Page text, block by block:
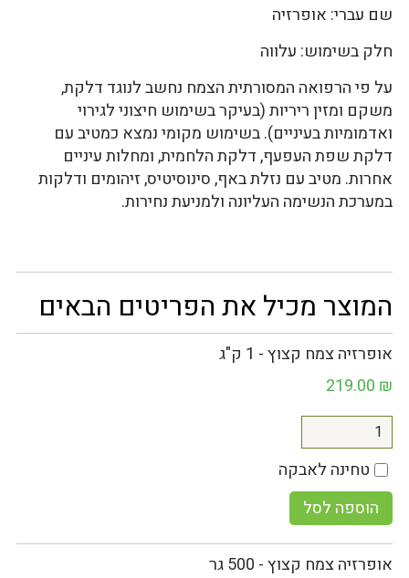
שם עברי: אופרזיה
חלק בשימוש: עלווה
על פי הרפואה המסורתית הצמח נחשב לנוגד דלקת,
משקם ומזין ריריות (בעיקר בשימוש חיצוני לגירוי
ואדמומיות בעיניים). בשימוש מקומי נמצא כמטיב עם
דלקת שפת העפעף, דלקת הלחמית, ומחלות עיניים
אחרות. מטיב עם נזלת באף, סינוסיטיס, זיהומים ודלקות
במערכת הנשימה העליונה ולמניעת נחירות.
המוצר מכיל את הפריטים הבאים
אופרזיה צמח קצוץ - 1 ק"ג
219.00 ₪
טחינה לאבקה
הוספה לסל
אופרזיה צמח קצוץ - 500 גר